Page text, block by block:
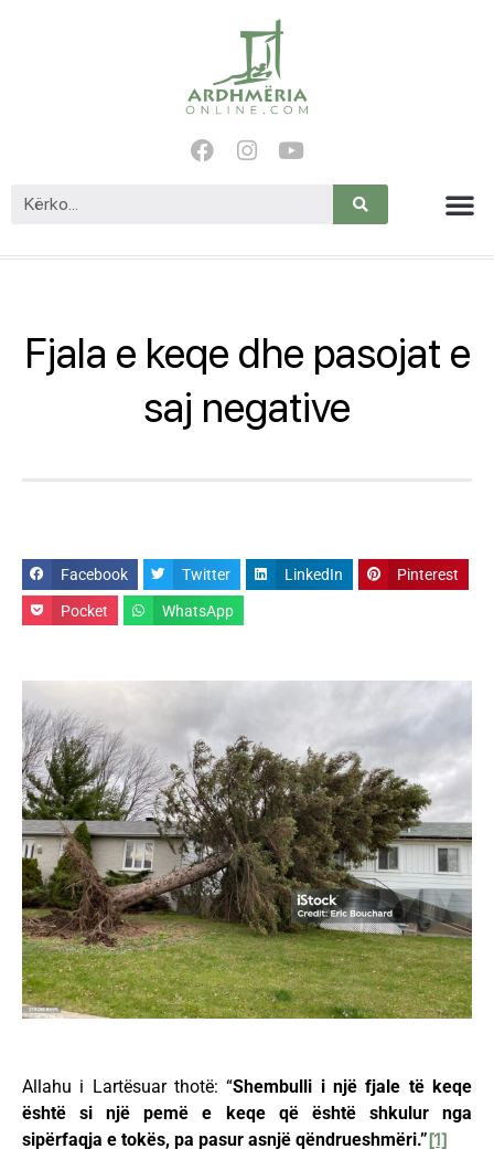
Fjala e keqe dhe pasojat e
saj negative
Facebook Twitter LinkedIn Pinterest
Pocket WhatsApp
Allahu i Lartësuar thotë: “Shembulli i një fjale të keqe
është si një pemë e keqe që është shkulur nga
sipërfaqja e tokës, pa pasur asnjë qëndrueshmëri.”[1]